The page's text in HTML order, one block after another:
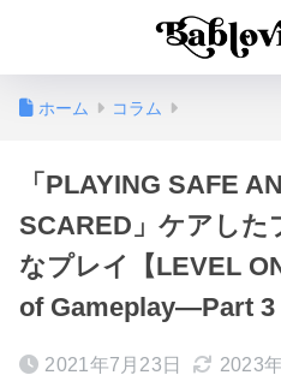
ホーム コラム
「PLAYING SAFE
SCARED」ケアした
なプレイ【LEVEL
of Gameplay—Part 3
2021年7月23日 2023